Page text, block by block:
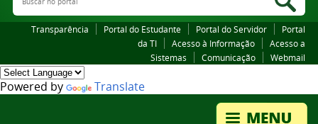
Transparência Portal do Estudante Portal do Servidor
Portal
da TI
Acesso à Informação
Acesso a
Sistemas
Comunicação Webmail
Powered by Translate